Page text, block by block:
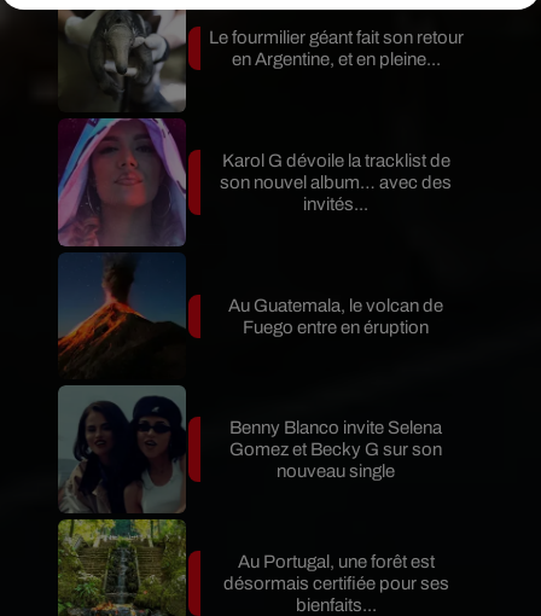
Le fourmilier géant fait son retour
en Argentine, et en pleine...
Karol G dévoile la tracklist de
son nouvel album… avec des
invités...
Au Guatemala, le volcan de
Fuego entre en éruption
Benny Blanco invite Selena
Gomez et Becky G sur son
nouveau single
Au Portugal, une forêt est
désormais certifiée pour ses
bienfaits...